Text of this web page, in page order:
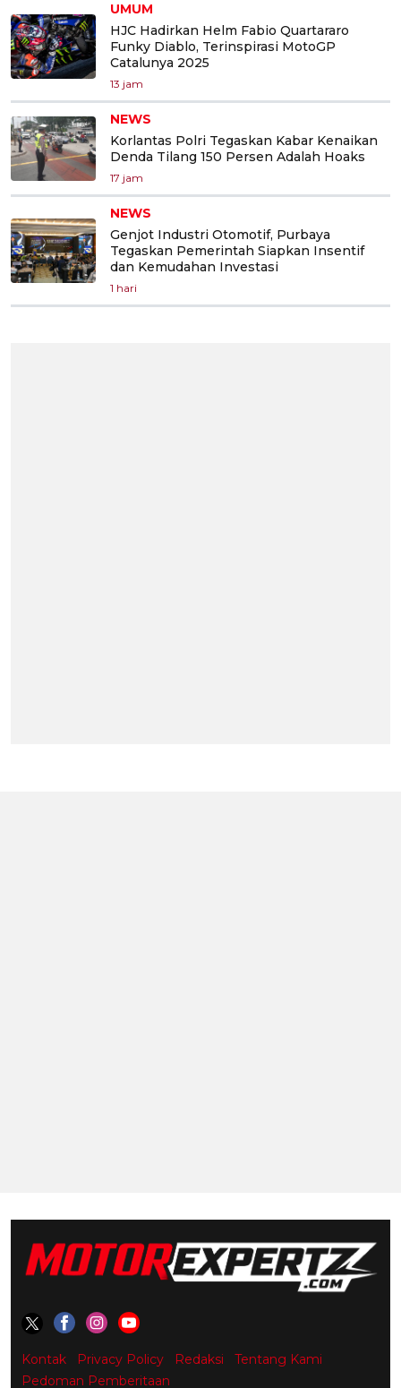
UMUM
HJC Hadirkan Helm Fabio Quartararo
Funky Diablo, Terinspirasi MotoGP
Catalunya 2025
13 jam
NEWS
Korlantas Polri Tegaskan Kabar Kenaikan
Denda Tilang 150 Persen Adalah Hoaks
17 jam
NEWS
Genjot Industri Otomotif, Purbaya
Tegaskan Pemerintah Siapkan Insentif
dan Kemudahan Investasi
1 hari
Kontak Privacy Policy Redaksi
Tentang Kami
Pedoman Pemberitaan